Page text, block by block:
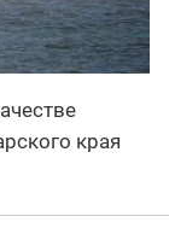
края